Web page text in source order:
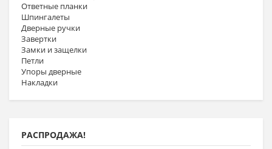
Ответные планки
Шпингалеты
Дверные ручки
Завертки
Замки и защелки
Петли
Упоры дверные
Накладки
РАСПРОДАЖА!